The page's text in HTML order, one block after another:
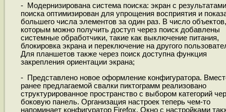
- Модернизирована система поиска: экран с результатами
поиска оптимизирован для упрощения восприятия и
большего числа элементов за один раз. В число
которым можно получить доступ через поиск добавлены
системные обработчики, такие как выключение питания,
блокировка экрана и переключение на другого
Для планшетов также через поиск доступна функция
закрепления ориентации экрана;
- Представлено новое оформление конфигуратора.
ранее предлагаемой свалки пиктограмм реализовано
структурированное пространство с выбором категорий
боковую панель. Организация настроек теперь чем-то
напоминает конфигуратор Firefox. Окно с настройками